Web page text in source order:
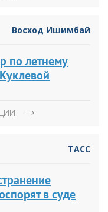
Восход Ишимбай
по летнему
ТАСС
в суде